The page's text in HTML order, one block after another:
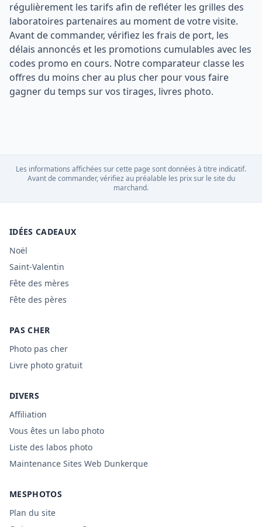
régulièrement les tarifs afin de refléter les grilles des
laboratoires partenaires au moment de votre visite.
Avant de commander, vérifiez les frais de port, les
délais annoncés et les promotions cumulables avec les
codes promo en cours. Notre comparateur classe les
offres du moins cher au plus cher pour vous faire
gagner du temps sur vos tirages, livres photo.
Les informations affichées sur cette page sont données à titre indicatif.
Avant de commander, vérifiez au préalable les prix sur le site du
marchand.
IDÉES CADEAUX
Noël
Saint-Valentin
Fête des mères
Fête des pères
PAS CHER
Photo pas cher
Livre photo gratuit
DIVERS
Affiliation
Vous êtes un labo photo
Liste des labos photo
Maintenance Sites Web Dunkerque
MESPHOTOS
Plan du site